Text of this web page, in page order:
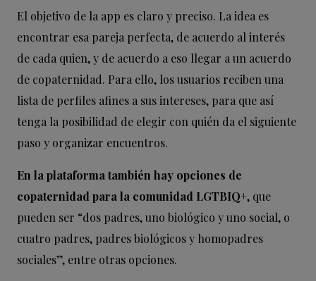
El objetivo de la app es claro y preciso. La idea es
encontrar esa pareja perfecta, de acuerdo al interés
de cada quien, y de acuerdo a eso llegar a un acuerdo
de copaternidad. Para ello, los usuarios reciben una
lista de perfiles afines a sus intereses, para que así
tenga la posibilidad de elegir con quién da el siguiente
paso y organizar encuentros.
En la plataforma también hay opciones de
copaternidad para la comunidad LGTBIQ+, que
pueden ser “dos padres, uno biológico y uno social, o
cuatro padres, padres biológicos y homopadres
sociales”, entre otras opciones.